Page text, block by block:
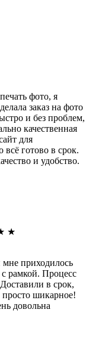
фото, я
заказ на фото
и без проблем,
качественная
для
готово в срок.
и удобство.
★
мне приходилось
с рамкой. Процесс
в срок,
просто шикарное!
довольна